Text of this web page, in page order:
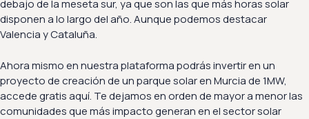
debajo de la meseta sur, ya que son las que más horas solar
disponen a lo largo del año. Aunque podemos destacar
Valencia y Cataluña.
Ahora mismo en nuestra plataforma podrás invertir en un
proyecto de creación de un parque solar en Murcia de 1MW,
accede gratis aquí. Te dejamos en orden de mayor a menor las
comunidades que más impacto generan en el sector solar